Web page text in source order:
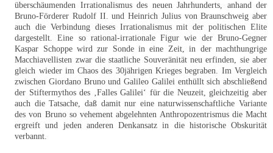
überschäumenden Irrationalismus des neuen Jahrhunderts, anhand der
Bruno-Förderer Rudolf II. und Heinrich Julius von Braunschweig aber
auch die Verbindung dieses Irrationalismus mit der politischen Elite
dargestellt. Eine so rational-irrationale Figur wie der Bruno-Gegner
Kaspar Schoppe wird zur Sonde in eine Zeit, in der machthungrige
Macchiavellisten zwar die staatliche Souveränität neu erfinden, sie aber
gleich wieder im Chaos des 30jährigen Krieges begraben. Im Vergleich
zwischen Giordano Bruno und Galileo Galilei enthüllt sich abschließend
der Stiftermythos des ‚Falles Galilei‘ für die Neuzeit, gleichzeitig aber
auch die Tatsache, daß damit nur eine naturwissenschaftliche Variante
des von Bruno so vehement abgelehnten Anthropozentrismus die Macht
ergreift und jeden anderen Denkansatz in die historische Obskurität
verbannt.